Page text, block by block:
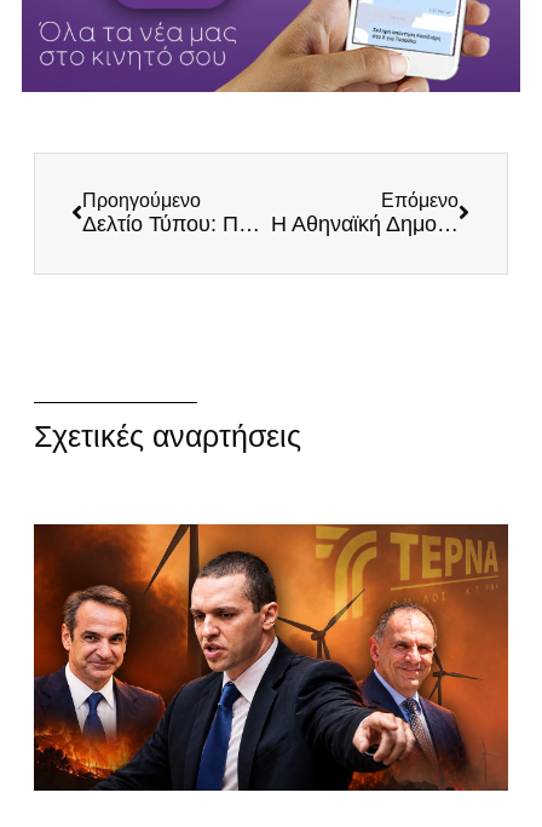
Προηγούμενο
Δελτίο Τύπου: Ποιον θα στηρίξει το Εθνικό Κόμμα ΕΛΛΗΝΕΣ στις εκλογές;
Επόμενο
Η Αθηναϊκή Δημοκρατία και το σύγχρονο κακέκτυπό της
Σχετικές αναρτήσεις